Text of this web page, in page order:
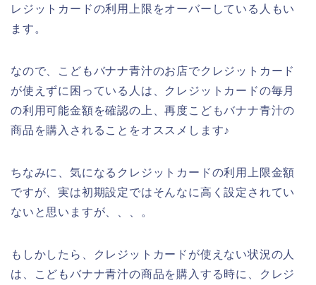
レジットカードの利用上限をオーバーしている人もい
ます。
なので、こどもバナナ青汁のお店でクレジットカード
が使えずに困っている人は、クレジットカードの毎月
の利用可能金額を確認の上、再度こどもバナナ青汁の
商品を購入されることをオススメします♪
ちなみに、気になるクレジットカードの利用上限金額
ですが、実は初期設定ではそんなに高く設定されてい
ないと思いますが、、、。
もしかしたら、クレジットカードが使えない状況の人
は、こどもバナナ青汁の商品を購入する時に、クレジ